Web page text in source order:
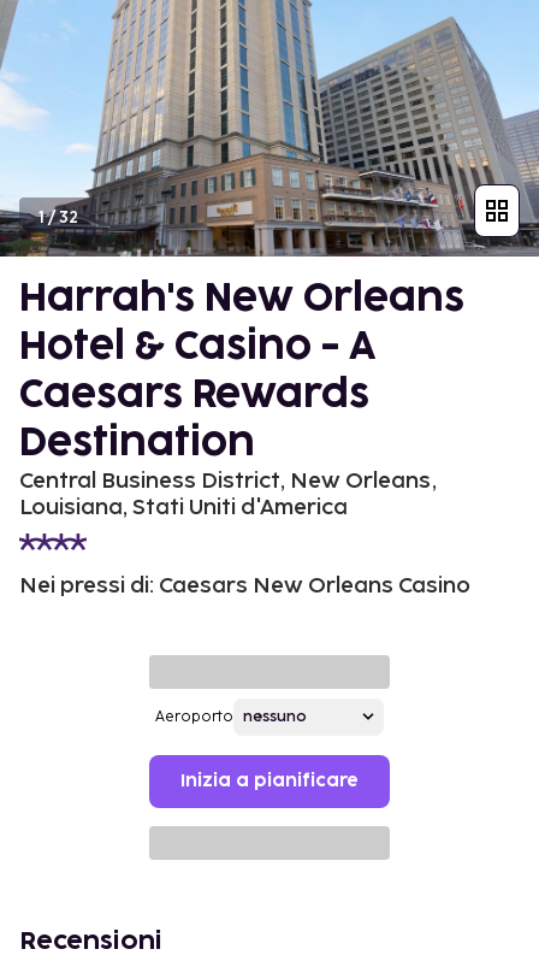
1/32
Harrah's New Orleans
Hotel & Casino - A
Caesars Rewards
Destination
Central Business District, New Orleans,
Louisiana, Stati Uniti d'America
Nei pressi di: Caesars New Orleans Casino
Aeroporto
Inizia a pianificare
Recensioni